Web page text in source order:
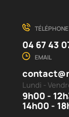
TÉLÉPHONE
04 67 43
EMAIL
Lundi -
9h00 -
14h00 -